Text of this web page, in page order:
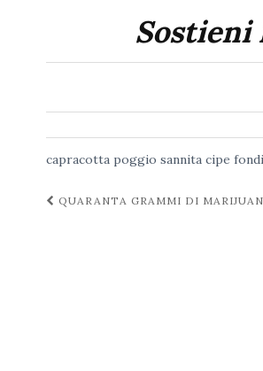
Sostieni
capracotta poggio sannita cipe fondi
Navigazione
QUARANTA GRAMMI DI